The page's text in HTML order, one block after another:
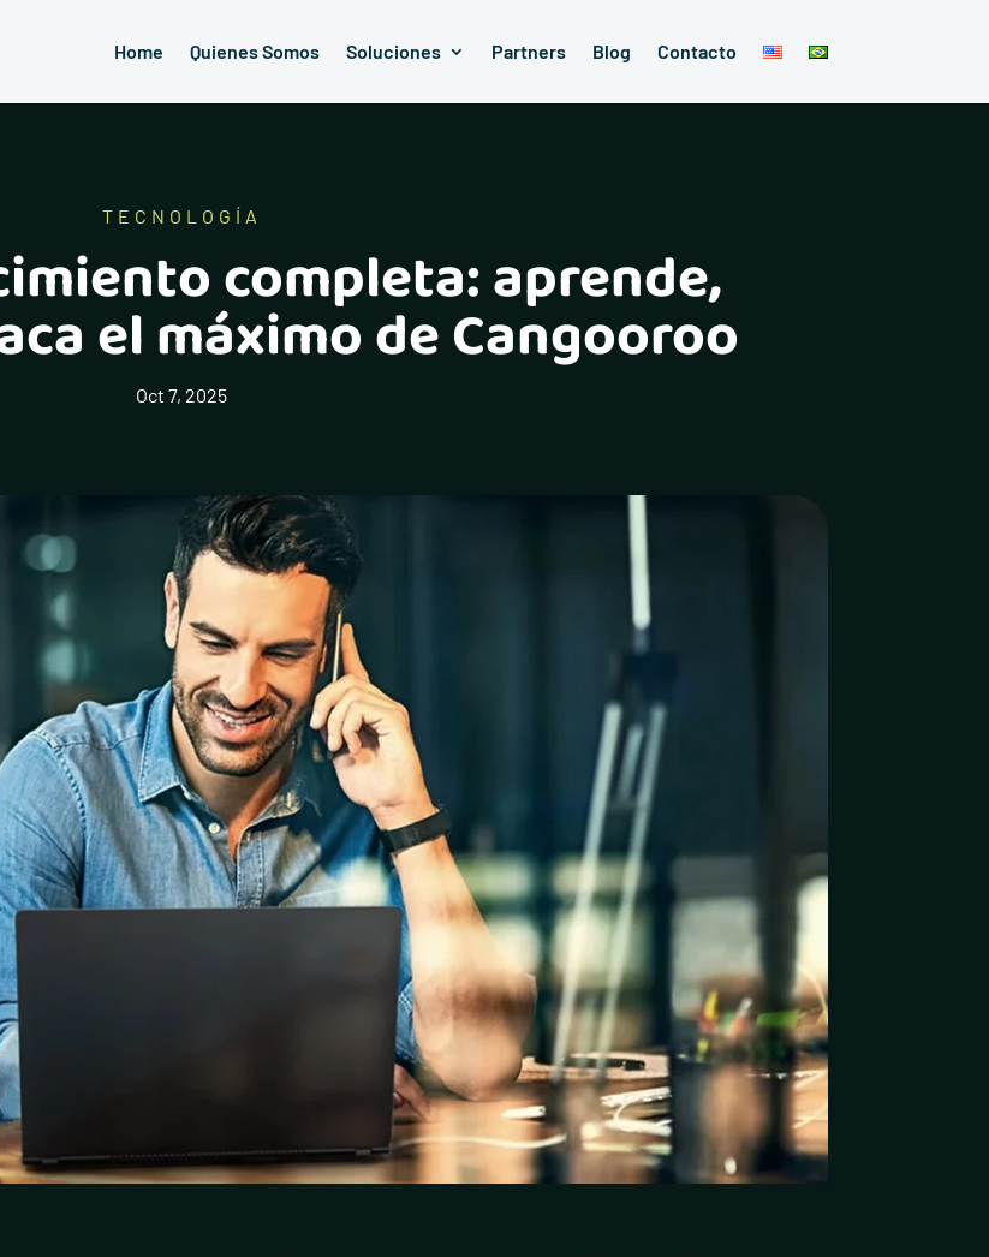
Home Quienes Somos Soluciones Partners Blog Contacto
TECNOLOGÍA
completa: aprende,
el máximo de Cangooroo
Oct 7, 2025